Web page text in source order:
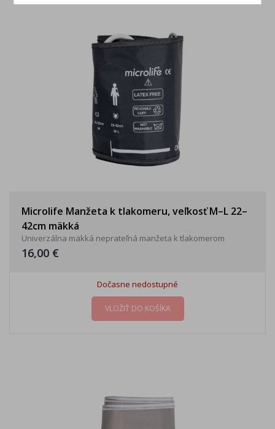
Microlife Manžeta k tlakomeru, veľkosť M–L 22–
42cm mäkká
Univerzálna mäkká neprateľná manžeta k tlakomerom
16,00 €
Dočasne nedostupné
VLOŽIŤ DO KOŠÍKA